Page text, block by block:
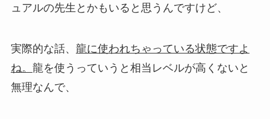
ュアルの先生とかもいると思うんですけど、
実際的な話、 龍に使われちゃっている状態ですよ
ね。 龍を使うっていうと相当レベルが高くないと
無理なんで、